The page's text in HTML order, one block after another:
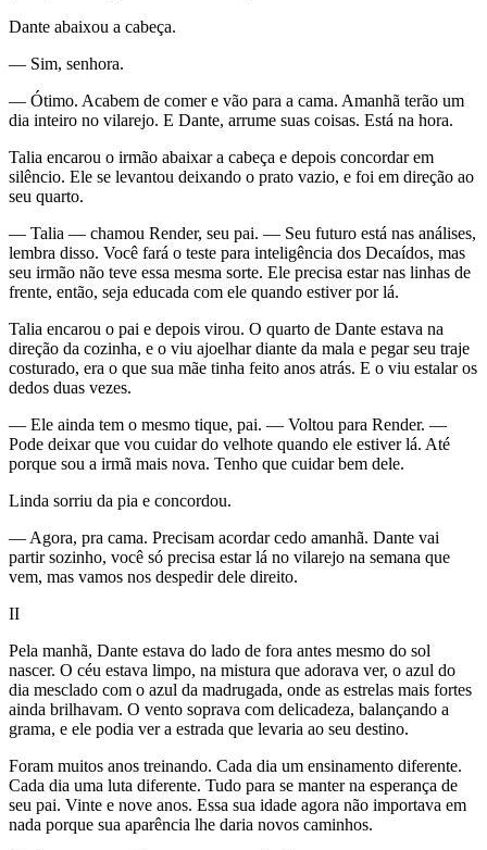
Dante abaixou a cabeça.
— Sim, senhora.
— Ótimo. Acabem de comer e vão para a cama. Amanhã terão um
dia inteiro no vilarejo. E Dante, arrume suas coisas. Está na hora.
Talia encarou o irmão abaixar a cabeça e depois concordar em
silêncio. Ele se levantou deixando o prato vazio, e foi em direção ao
seu quarto.
— Talia — chamou Render, seu pai. — Seu futuro está nas análises,
lembra disso. Você fará o teste para inteligência dos Decaídos, mas
seu irmão não teve essa mesma sorte. Ele precisa estar nas linhas de
frente, então, seja educada com ele quando estiver por lá.
Talia encarou o pai e depois virou. O quarto de Dante estava na
direção da cozinha, e o viu ajoelhar diante da mala e pegar seu traje
costurado, era o que sua mãe tinha feito anos atrás. E o viu estalar os
dedos duas vezes.
— Ele ainda tem o mesmo tique, pai. — Voltou para Render. —
Pode deixar que vou cuidar do velhote quando ele estiver lá. Até
porque sou a irmã mais nova. Tenho que cuidar bem dele.
Linda sorriu da pia e concordou.
— Agora, pra cama. Precisam acordar cedo amanhã. Dante vai
partir sozinho, você só precisa estar lá no vilarejo na semana que
vem, mas vamos nos despedir dele direito.
II
Pela manhã, Dante estava do lado de fora antes mesmo do sol
nascer. O céu estava limpo, na mistura que adorava ver, o azul do
dia mesclado com o azul da madrugada, onde as estrelas mais fortes
ainda brilhavam. O vento soprava com delicadeza, balançando a
grama, e ele podia ver a estrada que levaria ao seu destino.
Foram muitos anos treinando. Cada dia um ensinamento diferente.
Cada dia uma luta diferente. Tudo para se manter na esperança de
seu pai. Vinte e nove anos. Essa sua idade agora não importava em
nada porque sua aparência lhe daria novos caminhos.